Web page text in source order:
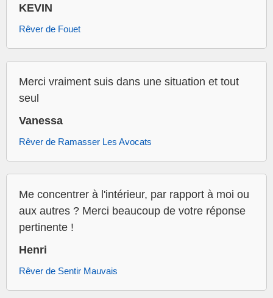
KEVIN
Rêver de Fouet
Merci vraiment suis dans une situation et tout
seul
Vanessa
Rêver de Ramasser Les Avocats
Me concentrer à l'intérieur, par rapport à moi ou
aux autres ? Merci beaucoup de votre réponse
pertinente !
Henri
Rêver de Sentir Mauvais